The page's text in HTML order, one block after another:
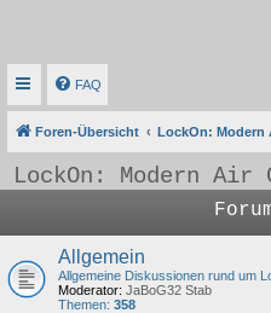
FAQ
Foren-Übersicht LockOn: Modern
LockOn: Modern Air
Allgemein
Allgemeine Diskussionen rund um
Moderator: JaBoG32 Stab
Themen: 358